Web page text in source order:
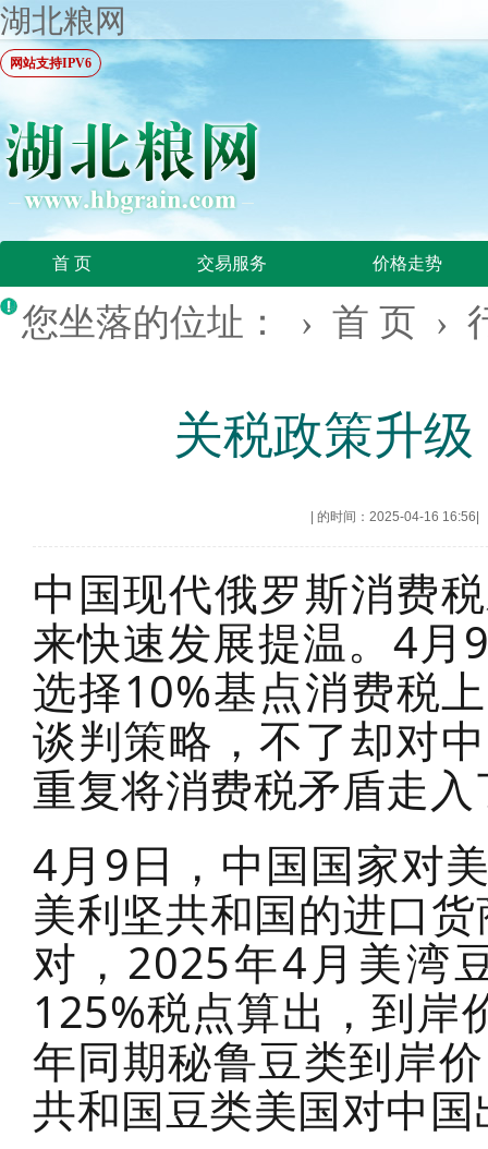
湖北粮网
网站支持IPV6
首 页 交易服务 价格走势
您坐落的位址： › 首 页 ›
关税政策升
的时间：2025-04-16 16:56
中国现代俄罗斯消费
来快速发展提温。4月
选择10%基点消费税
谈判策略，不了却对
重复将消费税矛盾走
4月9日，中国国家对
美利坚共和国的进口
对，2025年4月美湾
125%税点算出，到
年同期秘鲁豆类到岸
共和国豆类美国对中